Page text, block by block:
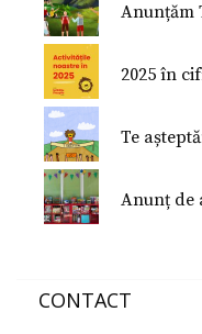
Anunțăm
2025 în
Te
Anunț de
CONTACT